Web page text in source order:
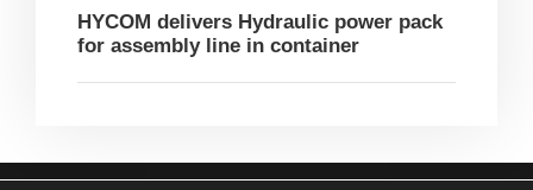
HYCOM delivers Hydraulic power pack
for assembly line in container